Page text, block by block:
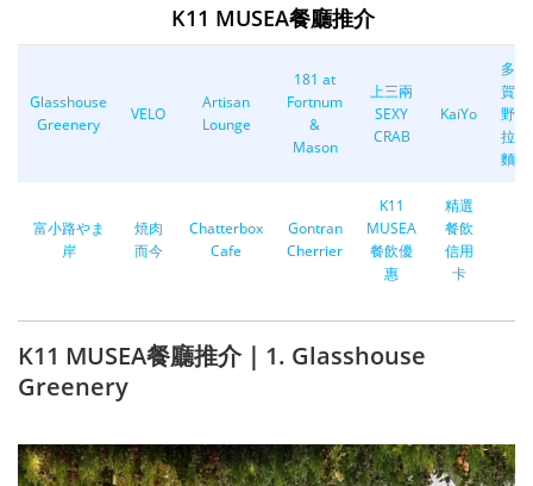
K11 MUSEA餐廳推介
Glasshouse
Greenery
VELO
Artisan
Lounge
181 at
Fortnum
&
Mason
上三兩
SEXY
CRAB
KaiYo
多
賀
野
拉
麵
富小路やま
岸
焼肉
而今
Chatterbox
Cafe
Gontran
Cherrier
K11
MUSEA
餐飲優
惠
精選
餐飲
信用
卡
K11 MUSEA餐廳推介｜1. Glasshouse
Greenery